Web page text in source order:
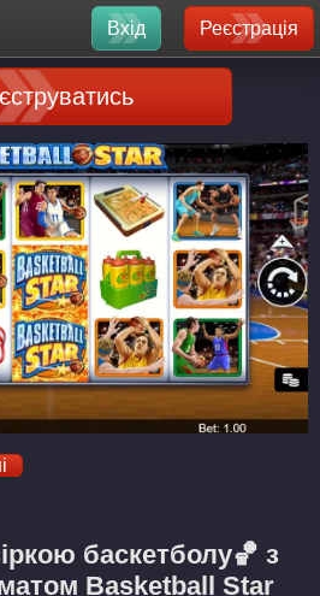
Вхід Реєстрація
баскетболу🏀 з
Basketball Star